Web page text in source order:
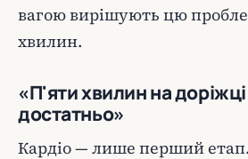
вагою вирішують цю
хвилин.
«П'яти хвилин на
достатньо»
Кардіо — лише перший